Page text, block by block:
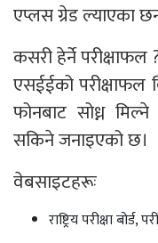
एप्लस ग्रेड ल्याएका
कसरी हेर्ने परीक्षाफल
एसईईको परीक्षाफल
फोनबाट सोध्न
सकिने जनाइएको छ।
वेबसाइटहरूः
राष्ट्रिय परीक्षा बोर्ड,